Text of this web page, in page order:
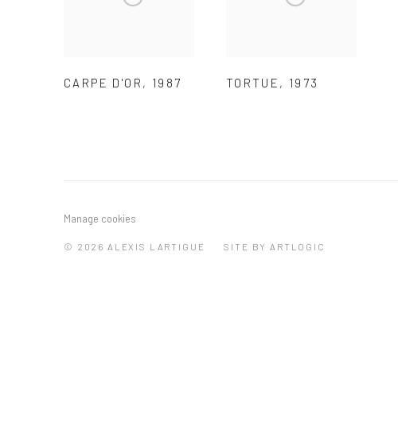
CARPE D'OR , 1987 TORTUE , 1973
Manage cookies
© 2026 ALEXIS LARTIGUE SITE BY ARTLOGIC